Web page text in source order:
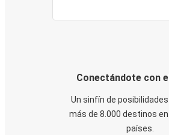
Conectándote con
Un sinfín de
más de 8.000 destinos
países.